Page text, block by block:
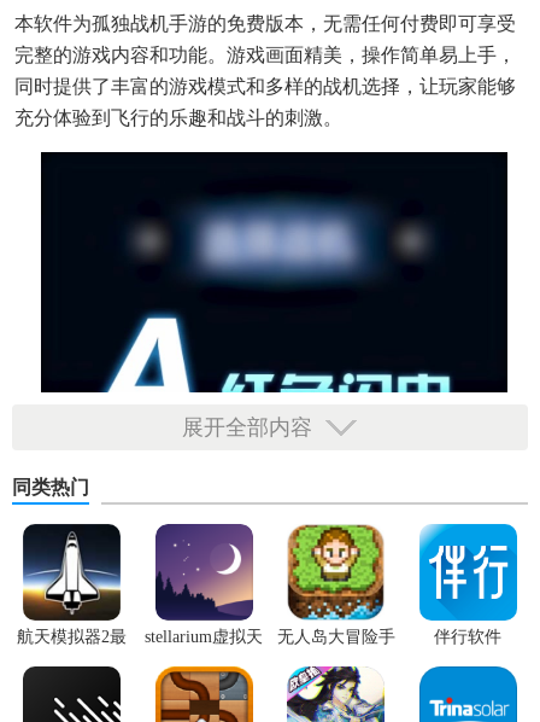
本软件为孤独战机手游的免费版本，无需任何付费即可享受
完整的游戏内容和功能。游戏画面精美，操作简单易上手，
同时提供了丰富的游戏模式和多样的战机选择，让玩家能够
充分体验到飞行的乐趣和战斗的刺激。
展开全部内容
同类热门
航天模拟器2最
新版
stellarium虚拟天
文台
无人岛大冒险手
机版
伴行软件